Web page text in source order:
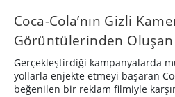
Coca-Cola’nın Gizli
Görüntülerinden
Gerçekleştirdiği kampanyalarda
yollarla enjekte etmeyi başaran
beğenilen bir reklam filmiyle